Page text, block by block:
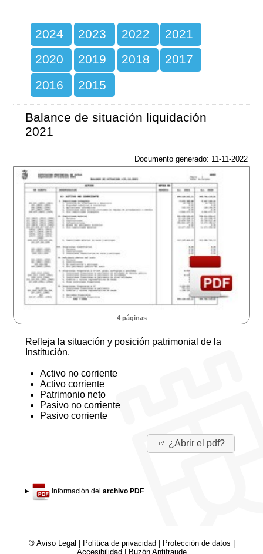
2024 2023 2022
2021
2020
2019 2018
2017
2016
2015
Balance de situación liquidación
2021
Documento generado: 11-11-2022
4 páginas
Refleja la situación y posición patrimonial de la
Institución.
Activo no corriente
Activo corriente
Patrimonio neto
Pasivo no corriente
Pasivo corriente
¿Abrir el pdf?
Información delarchivo PDF
® Aviso Legal Política de privacidad Protección de datos
Accesibilidad
Buzón Antifraude